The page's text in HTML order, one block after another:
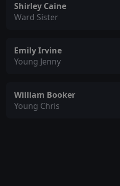
Shirley Caine
Ward Sister
Emily Irvine
Young Jenny
William Booker
Young Chris